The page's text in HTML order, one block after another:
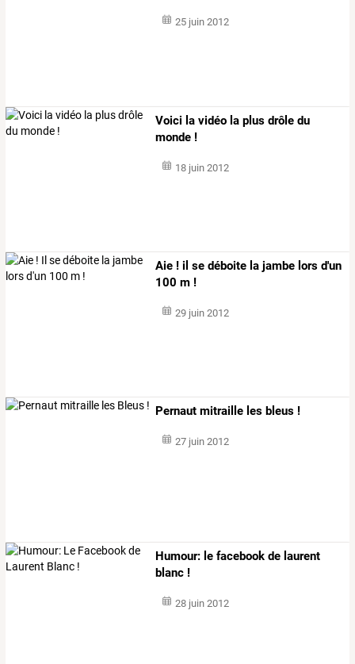
25 juin 2012
Voici la vidéo la plus drôle du
monde !
18 juin 2012
Aie ! il se déboite la jambe lors d'un
100 m !
29 juin 2012
Pernaut mitraille les bleus !
27 juin 2012
Humour: le facebook de laurent
blanc !
28 juin 2012